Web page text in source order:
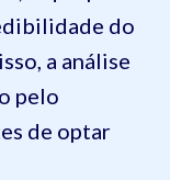
do
a análise
pelo
de optar